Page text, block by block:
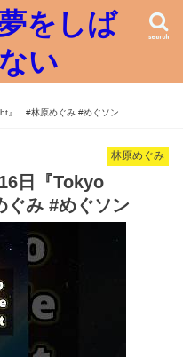
をしば
い
search
』 #林原めぐみ #めぐソン
林原めぐみ
日『Tokyo
み #めぐソン